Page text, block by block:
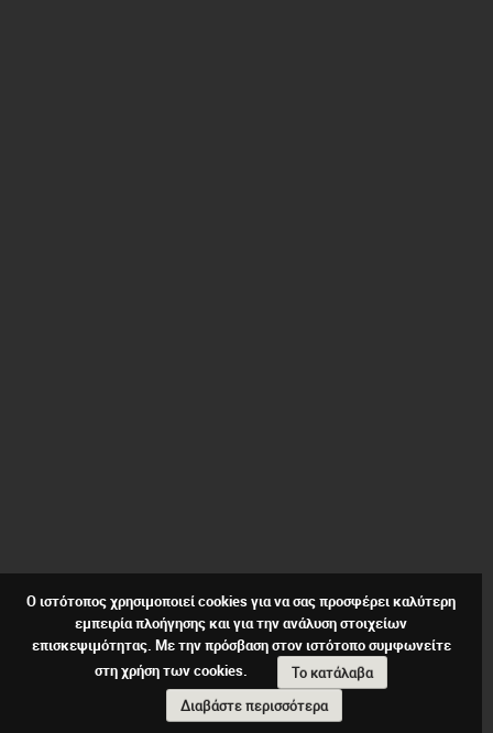
Ο ιστότοπος χρησιμοποιεί cookies για να σας προσφέρει καλύτερη
εμπειρία πλοήγησης και για την ανάλυση στοιχείων
επισκεψιμότητας. Με την πρόσβαση στον ιστότοπο συμφωνείτε
στη χρήση των cookies.
Το κατάλαβα
Διαβάστε περισσότερα